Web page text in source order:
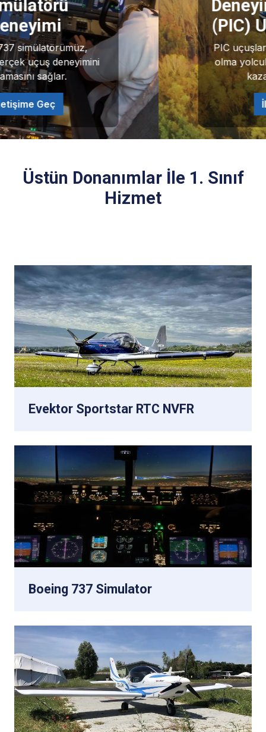
Deneyimli Pilotlar İle
(PIC) Uçuş Deneyimi
PIC uçuşları, pilotların kaptan pilot
olma yolculuğunda uçuş deneyimi
kazanmasını sağlar.
İletişime Geç
Üstün Donanımlar İle 1. Sınıf
Hizmet
Evektor Sportstar RTC NVFR
Boeing 737 Simulator